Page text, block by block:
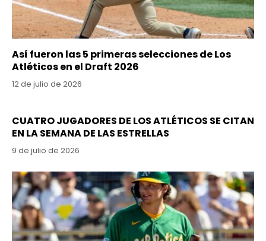
Así fueron las 5 primeras selecciones de Los
Atléticos en el Draft 2026
12 de julio de 2026
CUATRO JUGADORES DE LOS ATLÉTICOS SE CITAN
EN LA SEMANA DE LAS ESTRELLAS
9 de julio de 2026